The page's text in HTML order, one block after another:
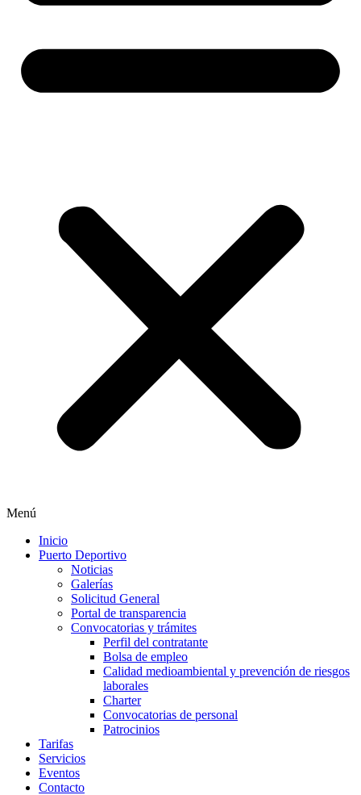
Menú
Inicio
Puerto Deportivo
Noticias
Galerías
Solicitud General
Portal de transparencia
Convocatorias y trámites
Perfil del contratante
Bolsa de empleo
Calidad medioambiental y prevención de riesgos
laborales
Charter
Convocatorias de personal
Patrocinios
Tarifas
Servicios
Eventos
Contacto